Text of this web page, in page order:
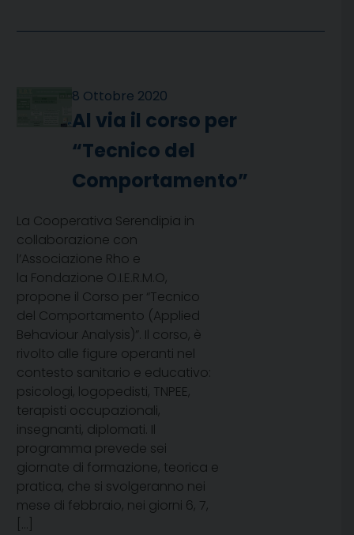
8 Ottobre 2020
Al via il corso per
“Tecnico del
Comportamento”
La Cooperativa Serendipia in
collaborazione con
l’Associazione Rho e
la Fondazione O.I.E.R.M.O,
propone il Corso per “Tecnico
del Comportamento (Applied
Behaviour Analysis)”. Il corso, è
rivolto alle figure operanti nel
contesto sanitario e educativo:
psicologi, logopedisti, TNPEE,
terapisti occupazionali,
insegnanti, diplomati. Il
programma prevede sei
giornate di formazione, teorica e
pratica, che si svolgeranno nei
mese di febbraio, nei giorni 6, 7,
[…]